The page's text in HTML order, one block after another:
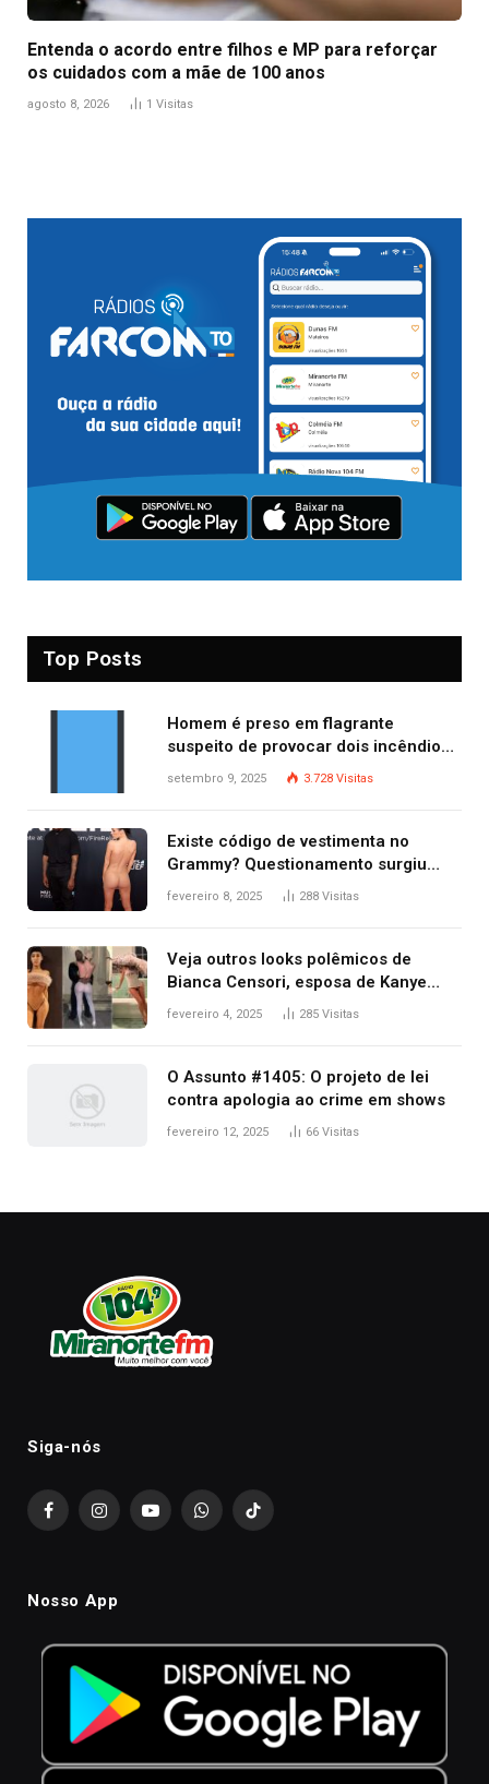
Entenda o acordo entre filhos e MP para reforçar
os cuidados com a mãe de 100 anos
agosto 8, 2026 1 Visitas
Top Posts
Homem é preso em flagrante
suspeito de provocar dois incêndios
criminosos no mesmo dia
setembro 9, 2025 3.728 Visitas
Existe código de vestimenta no
Grammy? Questionamento surgiu
após Bianca Censori, mulher de
fevereiro 8, 2025 288 Visitas
Veja outros looks polêmicos de
Bianca Censori, esposa de Kanye
West que apareceu nua no Grammy
fevereiro 4, 2025 285 Visitas
O Assunto #1405: O projeto de lei
contra apologia ao crime em shows
fevereiro 12, 2025 66 Visitas
Siga-nós
FacebookInstagramYouTubeWhatsAppTikTok
Nosso App